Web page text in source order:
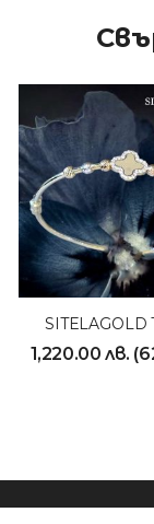
1,220.00 лв. (